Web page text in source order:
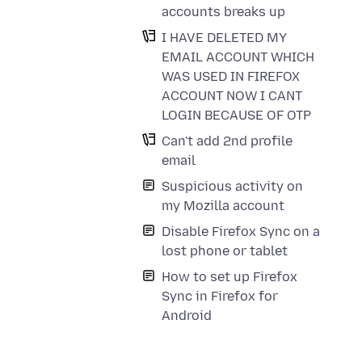
accounts breaks up
I HAVE DELETED MY
EMAIL ACCOUNT WHICH
WAS USED IN FIREFOX
ACCOUNT NOW I CANT
LOGIN BECAUSE OF OTP
Can't add 2nd profile
email
Suspicious activity on
my Mozilla account
Disable Firefox Sync on a
lost phone or tablet
How to set up Firefox
Sync in Firefox for
Android